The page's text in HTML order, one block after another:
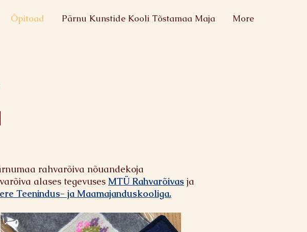
Õpitoad Pärnu Kunstide Kooli Tõstamaa Maja More
rahvarõiva nõuandekoja
alases tegevuses MTÜ Rahvarõivas ja
Teenindus- ja Maamajanduskooliga.